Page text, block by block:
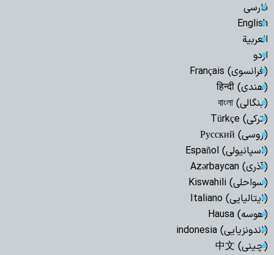
فارسی
English
العربیة
اردو
(فرانسوی) Français
(هندی) हिन्दी
(بنگالی) বাংলা
(ترکی) Türkçe
(روسی) Русский
(اسپانیولی) Español
(آذری) Azərbaycan
(سواحلی) Kiswahili
(ایتالیایی) Italiano
(هوسه) Hausa
(اندونزیایی) indonesia
(چینی) 中文